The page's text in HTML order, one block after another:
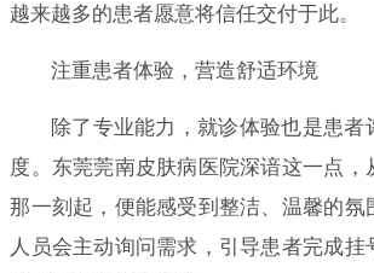
越来越多的患者愿意将信任交付于此。
注重患者体验，营造舒适环境
除了专业能力，就诊体验也是患者
度。东莞莞南皮肤病医院深谙这一点，
那一刻起，便能感受到整洁、温馨的氛
人员会主动询问需求，引导患者完成挂